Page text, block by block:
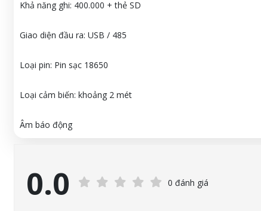
Khả năng ghi: 400.000 + thẻ SD
Giao diện đầu ra: USB / 485
Loại pin: Pin sạc 18650
Loại cảm biến: khoảng 2 mét
Âm báo động
0.0 0 đánh giá